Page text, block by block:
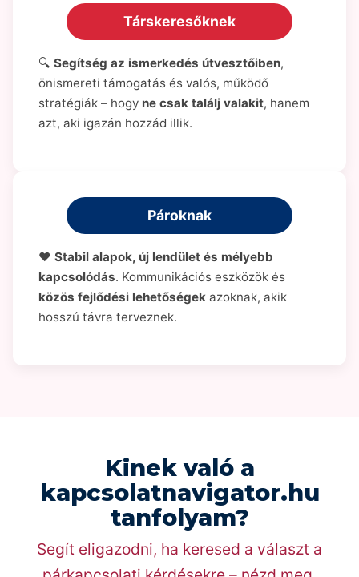
Társkeresőknek
🔍 Segítség az ismerkedés útvesztőiben,
önismereti támogatás és valós, működő
stratégiák – hogy ne csak találj valakit, hanem
azt, aki igazán hozzád illik.
Pároknak
❤️ Stabil alapok, új lendület és mélyebb
kapcsolódás. Kommunikációs eszközök és
közös fejlődési lehetőségek azoknak, akik
hosszú távra terveznek.
Kinek való a
kapcsolatnavigator.hu
tanfolyam?
Segít eligazodni, ha keresed a választ a